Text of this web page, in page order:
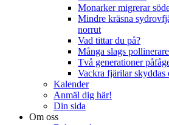
Monarker migrerar
Mindre kräsna
norrut
Vad tittar du på?
Många slags
Två generationer
Vackra fjärilar skyddas
Kalender
Anmäl dig här!
Din sida
Om oss